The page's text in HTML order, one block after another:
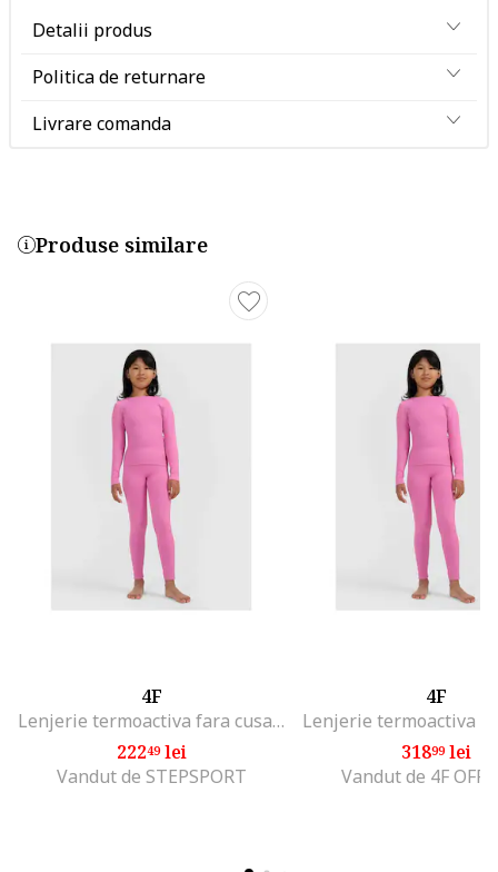
Detalii produs
Politica de returnare
Livrare comanda
Produse similare
4F
Lenjerie termoactiva fara cusaturi, pentru fete, roz,
22249lei
Vandut de STEPSPORT
4F
31899lei
Vandut de 4F